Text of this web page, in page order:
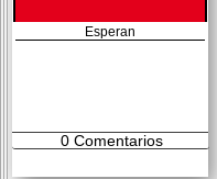
Esperan
0Comentarios